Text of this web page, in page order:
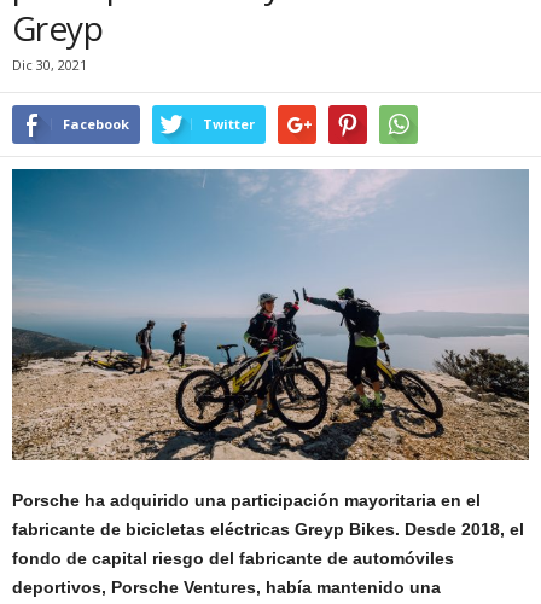
Greyp
Dic 30, 2021
Facebook Twitter
Porsche ha adquirido una participación mayoritaria en el
fabricante de bicicletas eléctricas Greyp Bikes. Desde 2018, el
fondo de capital riesgo del fabricante de automóviles
deportivos, Porsche Ventures, había mantenido una